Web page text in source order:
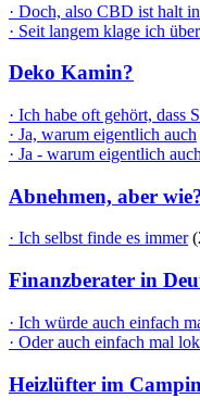
· Doch, also CBD ist halt in
· Seit langem klage ich über
Deko Kamin?
· Ich habe oft gehört, dass
· Ja, warum eigentlich auch
· Ja - warum eigentlich auch
Abnehmen, aber
· Ich selbst finde es immer
Finanzberater in
· Ich würde auch einfach
· Oder auch einfach mal
Heizlüfter im